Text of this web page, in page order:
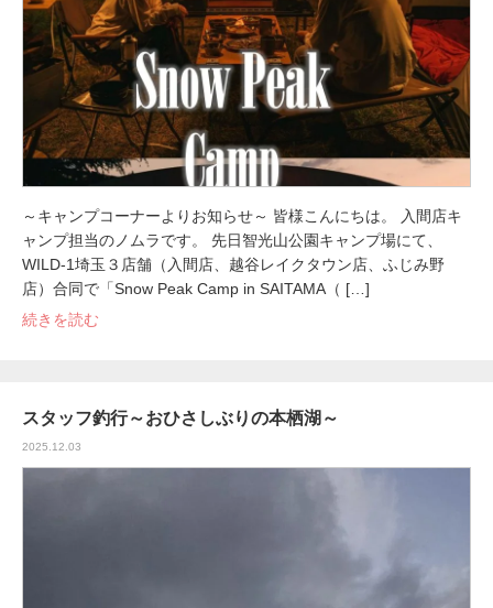
～キャンプコーナーよりお知らせ～ 皆様こんにちは。 入間店キ
ャンプ担当のノムラです。 先日智光山公園キャンプ場にて、
WILD-1埼玉３店舗（入間店、越谷レイクタウン店、ふじみ野
店）合同で「Snow Peak Camp in SAITAMA（ […]
続きを読む
スタッフ釣行～おひさしぶりの本栖湖～
2025.12.03